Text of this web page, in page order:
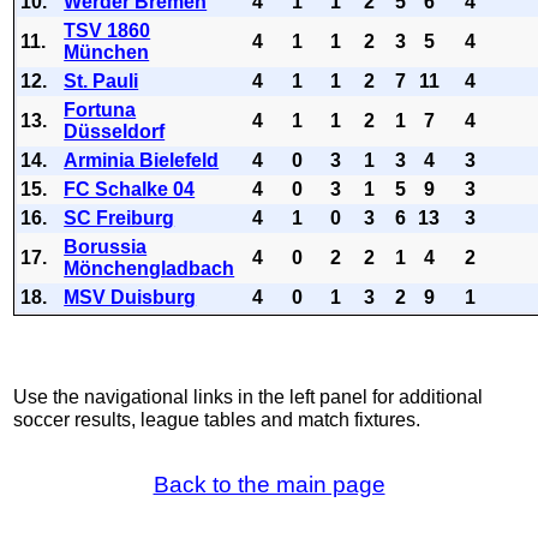
11.
TSV 1860
München
4 1 1 2 3 5
4
12.
St. Pauli 4 1 1 2 7 11
4
13.
Fortuna
Düsseldorf
4 1 1 2 1 7
4
14.
Arminia Bielefeld 4 0 3 1 3 4
3
15.
FC Schalke 04 4 0 3 1 5 9
3
16.
SC Freiburg 4 1 0 3 6 13
3
17.
Borussia
Mönchengladbach
4 0 2 2 1 4
2
18.
MSV Duisburg 4 0 1 3 2 9 1
Use the navigational links in the left panel for additional
soccer results, league tables and match fixtures.
Back to the main page